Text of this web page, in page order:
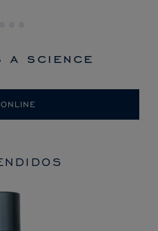
a science